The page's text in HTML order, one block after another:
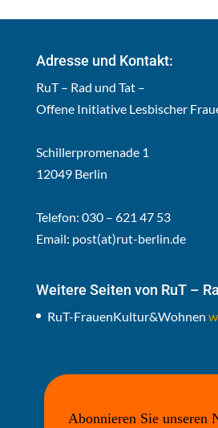
Adresse und Kontakt:
RuT – Rad und Tat –
Offene Initiative Lesbischer
Schillerpromenade 1
12049 Berlin
Telefon: 030 – 621 47 53
Email: post(at)rut-berlin.de
Weitere Seiten von RuT –
RuT-FrauenKultur&Wohnen
Abonnieren Sie unseren